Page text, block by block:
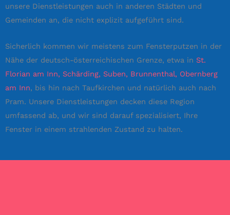
unsere Dienstleistungen auch in anderen Städten und
Gemeinden an, die nicht explizit aufgeführt sind.
Sicherlich kommen wir meistens zum Fensterputzen in der
Nähe der deutsch-österreichischen Grenze, etwa in St.
Florian am Inn, Schärding, Suben, Brunnenthal, Obernberg
am Inn, bis hin nach Taufkirchen und natürlich auch nach
Pram. Unsere Dienstleistungen decken diese Region
umfassend ab, und wir sind darauf spezialisiert, Ihre
Fenster in einem strahlenden Zustand zu halten.